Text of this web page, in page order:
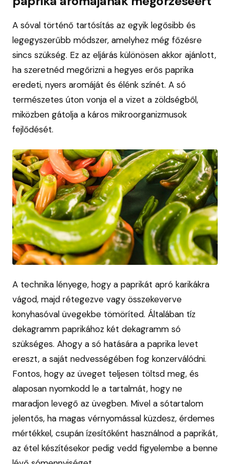
A sóval történő tartósítás az egyik legősibb és
legegyszerűbb módszer, amelyhez még főzésre
sincs szükség. Ez az eljárás különösen akkor ajánlott,
ha szeretnéd megőrizni a hegyes erős paprika
eredeti, nyers aromáját és élénk színét. A só
természetes úton vonja el a vizet a zöldségből,
miközben gátolja a káros mikroorganizmusok
fejlődését.
A technika lényege, hogy a paprikát apró karikákra
vágod, majd rétegezve vagy összekeverve
konyhasóval üvegekbe tömöríted. Általában tíz
dekagramm paprikához két dekagramm só
szükséges. Ahogy a só hatására a paprika levet
ereszt, a saját nedvességében fog konzerválódni.
Fontos, hogy az üveget teljesen töltsd meg, és
alaposan nyomkodd le a tartalmát, hogy ne
maradjon levegő az üvegben. Mivel a sótartalom
jelentős, ha magas vérnyomással küzdesz, érdemes
mértékkel, csupán ízesítőként használnod a paprikát,
az étel készítésekor pedig vedd figyelembe a benne